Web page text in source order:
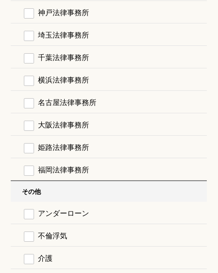
神戸法律事務所
埼玉法律事務所
千葉法律事務所
横浜法律事務所
名古屋法律事務所
大阪法律事務所
姫路法律事務所
福岡法律事務所
その他
アンダーローン
不倫浮気
介護